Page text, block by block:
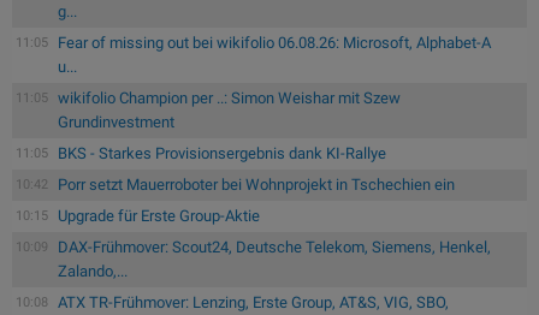
g...
11:05
Fear of missing out bei wikifolio 06.08.26: Microsoft, Alphabet-A
u...
11:05
wikifolio Champion per ..: Simon Weishar mit Szew
Grundinvestment
11:05 BKS - Starkes Provisionsergebnis dank KI-Rallye
10:42 Porr setzt Mauerroboter bei Wohnprojekt in Tschechien ein
10:15 Upgrade für Erste Group-Aktie
10:09
DAX-Frühmover: Scout24, Deutsche Telekom, Siemens, Henkel,
Zalando,...
10:08
ATX TR-Frühmover: Lenzing, Erste Group, AT&S, VIG, SBO,